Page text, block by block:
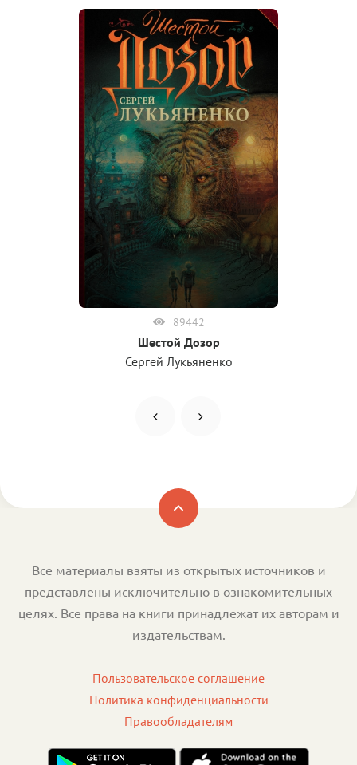
89442
Шестой Дозор
Сергей Лукьяненко
Все материалы взяты из открытых источников и
представлены исключительно в ознакомительных
целях. Все права на книги принадлежат их авторам и
издательствам.
Пользовательское соглашение
Политика конфиденциальности
Правообладателям